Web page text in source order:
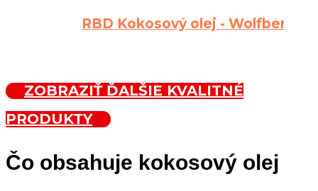
RBD Kokosový olej - Wolfberry
ZOBRAZIŤ ĎALŠIE KVALITNÉ
PRODUKTY
Čo obsahuje kokosový olej